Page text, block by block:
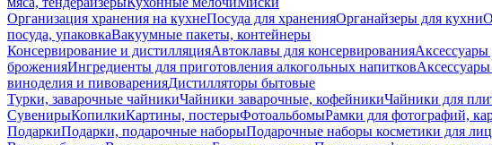
Организация хранения на кухнеПосуда для храненияОрганайзеры для кухни
посуда, упаковкаВакуумные пакеты, контейнеры
Консервирование и дистилляцияАвтоклавы для консервированияАксессуары
броженияИнгредиенты для приготовления алкогольных напитков
виноделия и пивоваренияДистилляторы бытовые
Турки, заварочные чайникиЧайники заварочные, кофейникиЧайники для
СувенирыКопилкиКартины, постерыФотоальбомыРамки для фотографий,
ПодаркиПодарки, подарочные наборыПодарочные наборы косметики для